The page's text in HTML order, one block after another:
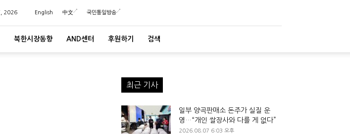
2026 English 中文 국민통일방송
북한시장동향 AND센터 후원하기 검색
최근 기사
일부 양곡판매소 돈주가 실질 운
영…“개인 쌀장사와 다를 게 없다”
2026.08.07 6:03 오후